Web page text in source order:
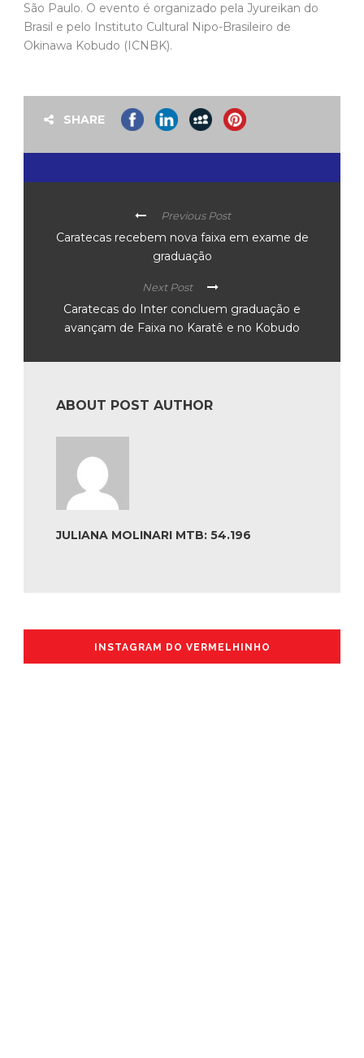
São Paulo. O evento é organizado pela Jyureikan do
Brasil e pelo Instituto Cultural Nipo-Brasileiro de
Okinawa Kobudo (ICNBK).
SHARE
Previous Post
Caratecas recebem nova faixa em exame de
graduação
Next Post
Caratecas do Inter concluem graduação e
avançam de Faixa no Karatê e no Kobudo
ABOUT POST AUTHOR
JULIANA MOLINARI MTB: 54.196
INSTAGRAM DO VERMELHINHO